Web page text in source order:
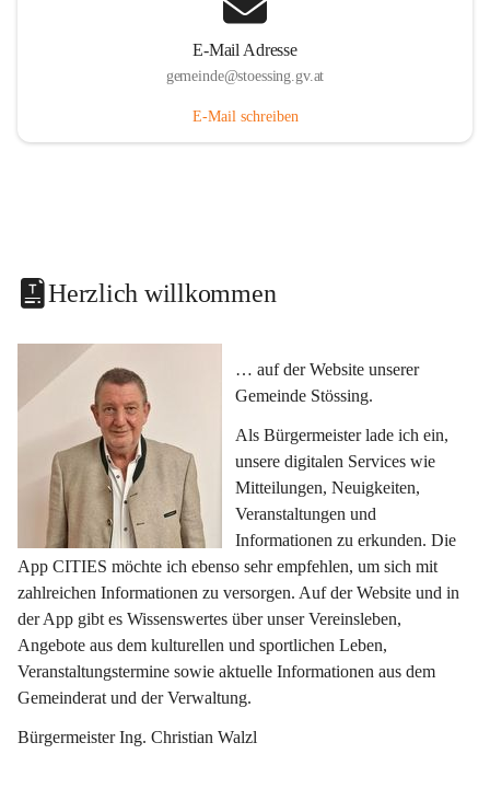
E-Mail Adresse
gemeinde@stoessing.gv.at
E-Mail schreiben
Herzlich willkommen
… auf der Website unserer
Gemeinde Stössing.
Als Bürgermeister lade ich ein,
unsere digitalen Services wie
Mitteilungen, Neuigkeiten,
Veranstaltungen und
Informationen zu erkunden. Die
App CITIES möchte ich ebenso sehr empfehlen, um sich mit
zahlreichen Informationen zu versorgen. Auf der Website und in
der App gibt es Wissenswertes über unser Vereinsleben,
Angebote aus dem kulturellen und sportlichen Leben,
Veranstaltungstermine sowie aktuelle Informationen aus dem
Gemeinderat und der Verwaltung.
Bürgermeister Ing. Christian Walzl